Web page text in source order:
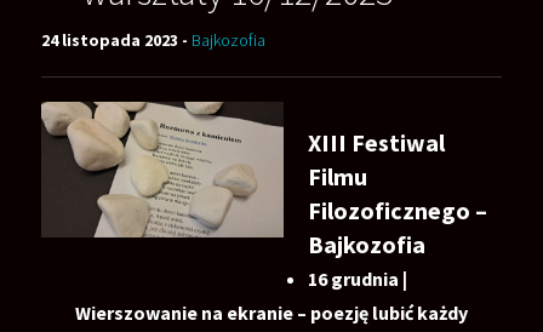
24 listopada 2023 - Bajkozofia
XIII Festiwal
Filmu
Filozoficznego –
Bajkozofia
16 grudnia |
Wierszowanie na ekranie – poezję lubić każdy